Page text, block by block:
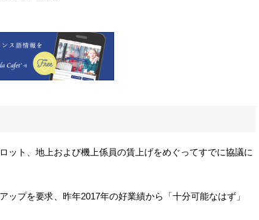
ット、地上および機上係員の賃上げをめぐってすでに協議に
プを要求、昨年2017年の好業績から「十分可能なはず」